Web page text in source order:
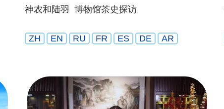
神农和陆羽 博物馆茶史探访
ZH EN RU FR ES DE AR